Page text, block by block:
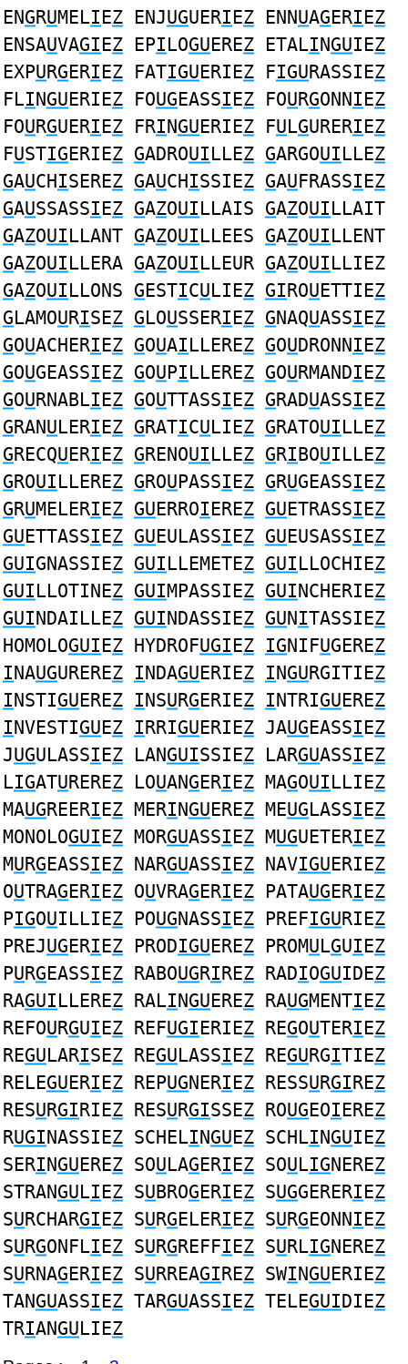
ENGRUMELIEZ ENJUGUERIEZ ENNUAGERIEZ
ENSAUVAGIEZ EPILOGUEREZ ETALINGUIEZ
EXPURGERIEZ FATIGUERIEZ FIGURASSIEZ
FLINGUERIEZ FOUGEASSIEZ FOURGONNIEZ
FOURGUERIEZ FRINGUERIEZ FULGURERIEZ
FUSTIGERIEZ GADROUILLEZ GARGOUILLEZ
GAUCHISEREZ GAUCHISSIEZ GAUFRASSIEZ
GAUSSASSIEZ GAZOUILLAIS GAZOUILLAIT
GAZOUILLANT GAZOUILLEES GAZOUILLENT
GAZOUILLERA GAZOUILLEUR GAZOUILLIEZ
GAZOUILLONS GESTICULIEZ GIROUETTIEZ
GLAMOURISEZ GLOUSSERIEZ GNAQUASSIEZ
GOUACHERIEZ GOUAILLEREZ GOUDRONNIEZ
GOUGEASSIEZ GOUPILLEREZ GOURMANDIEZ
GOURNABLIEZ GOUTTASSIEZ GRADUASSIEZ
GRANULERIEZ GRATICULIEZ GRATOUILLEZ
GRECQUERIEZ GRENOUILLEZ GRIBOUILLEZ
GROUILLEREZ GROUPASSIEZ GRUGEASSIEZ
GRUMELERIEZ GUERROIEREZ GUETRASSIEZ
GUETTASSIEZ GUEULASSIEZ GUEUSASSIEZ
GUIGNASSIEZ GUILLEMETEZ GUILLOCHIEZ
GUILLOTINEZ GUIMPASSIEZ GUINCHERIEZ
GUINDAILLEZ GUINDASSIEZ GUNITASSIEZ
HOMOLOGUIEZ HYDROFUGIEZ IGNIFUGEREZ
INAUGUREREZ INDAGUERIEZ INGURGITIEZ
INSTIGUEREZ INSURGERIEZ INTRIGUEREZ
INVESTIGUEZ IRRIGUERIEZ JAUGEASSIEZ
JUGULASSIEZ LANGUISSIEZ LARGUASSIEZ
LIGATUREREZ LOUANGERIEZ MAGOUILLIEZ
MAUGREERIEZ MERINGUEREZ MEUGLASSIEZ
MONOLOGUIEZ MORGUASSIEZ MUGUETERIEZ
MURGEASSIEZ NARGUASSIEZ NAVIGUERIEZ
OUTRAGERIEZ OUVRAGERIEZ PATAUGERIEZ
PIGOUILLIEZ POUGNASSIEZ PREFIGURIEZ
PREJUGERIEZ PRODIGUEREZ PROMULGUIEZ
PURGEASSIEZ RABOUGRIREZ RADIOGUIDEZ
RAGUILLEREZ RALINGUEREZ RAUGMENTIEZ
REFOURGUIEZ REFUGIERIEZ REGOUTERIEZ
REGULARISEZ REGULASSIEZ REGURGITIEZ
RELEGUERIEZ REPUGNERIEZ RESSURGIREZ
RESURGIRIEZ RESURGISSEZ ROUGEOIEREZ
RUGINASSIEZ SCHELINGUEZ SCHLINGUIEZ
SERINGUEREZ SOULAGERIEZ SOULIGNEREZ
STRANGULIEZ SUBROGERIEZ SUGGERERIEZ
SURCHARGIEZ SURGELERIEZ SURGEONNIEZ
SURGONFLIEZ SURGREFFIEZ SURLIGNEREZ
SURNAGERIEZ SURREAGIREZ SWINGUERIEZ
TANGUASSIEZ TARGUASSIEZ TELEGUIDIEZ
TRIANGULIEZ